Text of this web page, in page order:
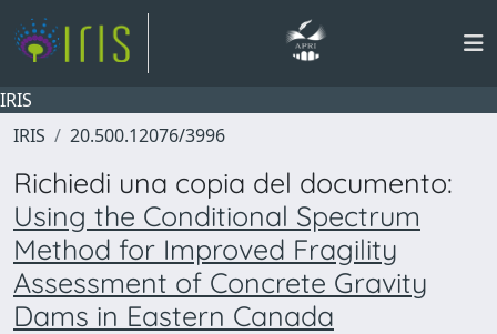
IRIS
IRIS
20.500.12076/3996
Richiedi una copia del documento:
Using the Conditional Spectrum
Method for Improved Fragility
Assessment of Concrete Gravity
Dams in Eastern Canada